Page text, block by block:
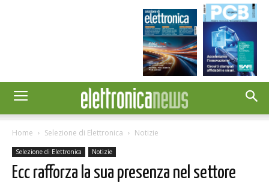
Home Selezione di Elettronica Notizie
Selezione di Elettronica Notizie
Ecc rafforza la sua presenza nel settore